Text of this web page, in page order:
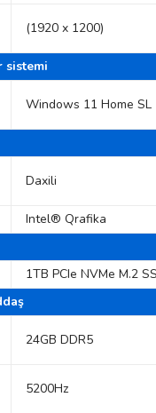
(1920 x 1200)
sistemi
Windows 11 Home SL
Daxili
Intel® Qrafika
1TB PCIe NVMe M.2
24GB DDR5
5200Hz